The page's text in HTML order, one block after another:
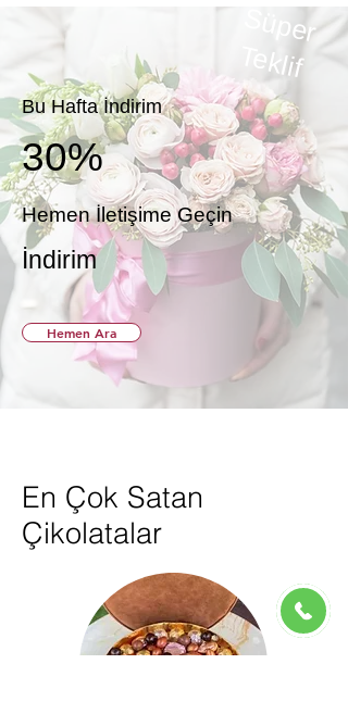
Bu Hafta İndirim
S
ü
p
e
r
T
e
k
lif
30%
Hemen İletişime Geçin
İndirim
Hemen Ara
En Çok Satan
Çikolatalar